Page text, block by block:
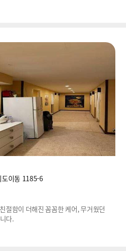
도이동 1185-6
절함이 더해진 꼼꼼한 케어, 무거웠던
다.